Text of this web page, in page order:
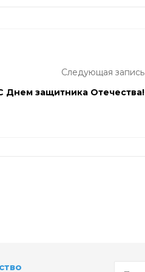
Следующая запись
Днем защитника Отечества!